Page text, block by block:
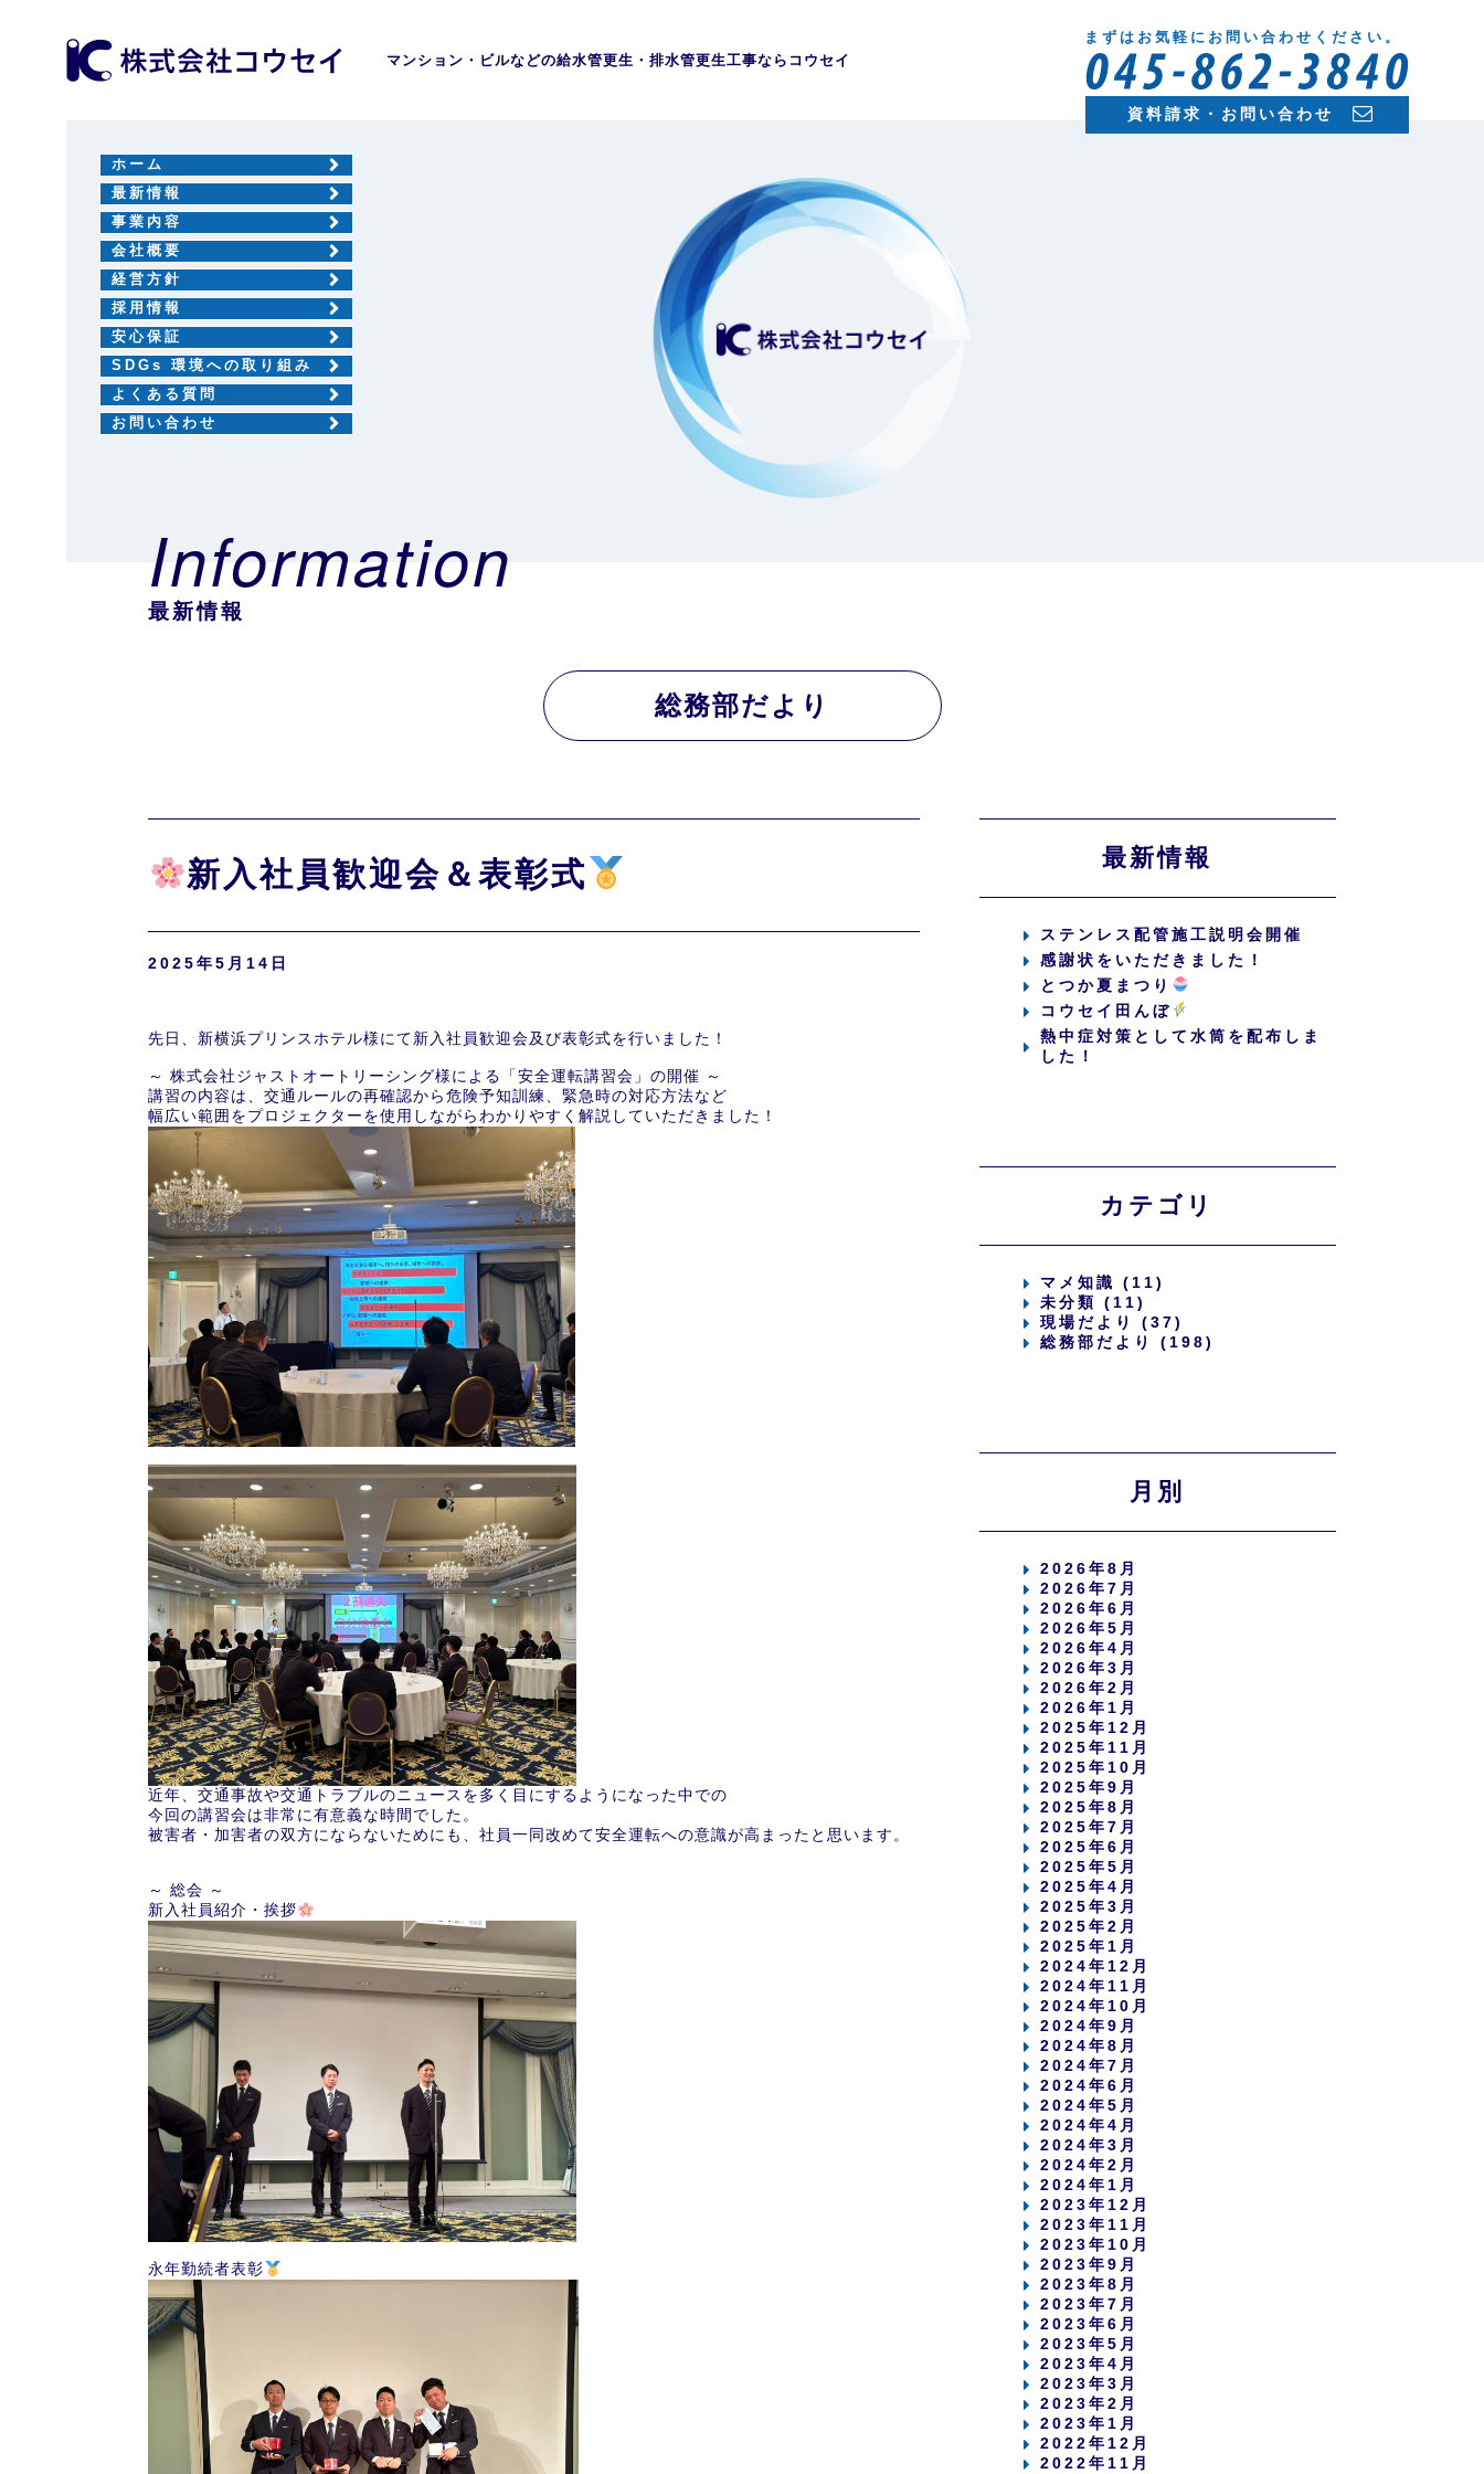
マンション・ビルなどの給水管更生・排水管更生工事ならコウセイ
まずはお気軽にお問い合わせください。
資料請求・お問い合わせ
ホーム
最新情報
事業内容
会社概要
経営方針
採用情報
安心保証
SDGs 環境への取り組み
よくある質問
お問い合わせ
Information
最新情報
総務部だより
新入社員歓迎会＆表彰式
2025年5月14日
先日、新横浜プリンスホテル様にて新入社員歓迎会及び表彰式を行いました！
～ 株式会社ジャストオートリーシング様による「安全運転講習会」の開催 ～
講習の内容は、交通ルールの再確認から危険予知訓練、緊急時の対応方法など
幅広い範囲をプロジェクターを使用しながらわかりやすく解説していただきました！
近年、交通事故や交通トラブルのニュースを多く目にするようになった中での
今回の講習会は非常に有意義な時間でした。
被害者・加害者の双方にならないためにも、社員一同改めて安全運転への意識が高まったと思います。
～ 総会 ～
新入社員紹介・挨拶
永年勤続者表彰
最新情報
ステンレス配管施工説明会開催
感謝状をいただきました！
とつか夏まつり
コウセイ田んぼ
熱中症対策として水筒を配布しま
した！
カテゴリ
マメ知識 (11)
未分類 (11)
現場だより (37)
総務部だより (198)
月別
2026年8月
2026年7月
2026年6月
2026年5月
2026年4月
2026年3月
2026年2月
2026年1月
2025年12月
2025年11月
2025年10月
2025年9月
2025年8月
2025年7月
2025年6月
2025年5月
2025年4月
2025年3月
2025年2月
2025年1月
2024年12月
2024年11月
2024年10月
2024年9月
2024年8月
2024年7月
2024年6月
2024年5月
2024年4月
2024年3月
2024年2月
2024年1月
2023年12月
2023年11月
2023年10月
2023年9月
2023年8月
2023年7月
2023年6月
2023年5月
2023年4月
2023年3月
2023年2月
2023年1月
2022年12月
2022年11月